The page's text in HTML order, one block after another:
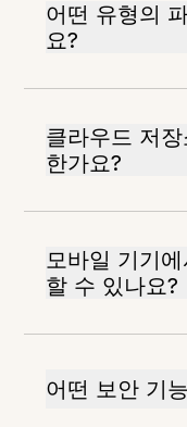
어떤 유형의
요?
클라우드 저
한가요?
모바일 기기
할 수 있나요?
어떤 보안 기